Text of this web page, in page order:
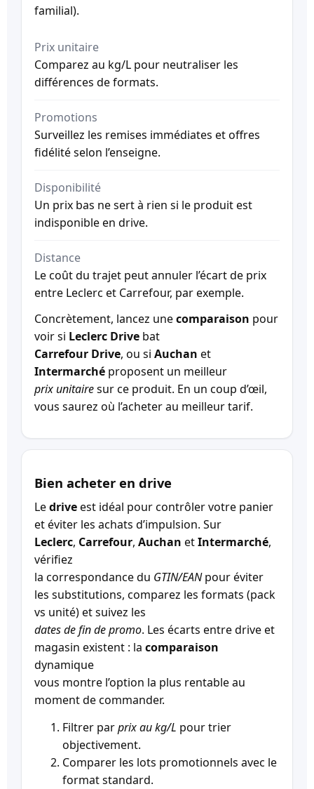
familial).
Prix unitaire
Comparez au kg/L pour neutraliser les
différences de formats.
Promotions
Surveillez les remises immédiates et offres
fidélité selon l’enseigne.
Disponibilité
Un prix bas ne sert à rien si le produit est
indisponible en drive.
Distance
Le coût du trajet peut annuler l’écart de prix
entre Leclerc et Carrefour, par exemple.
Concrètement, lancez unecomparaison pour
voir si Leclerc Drive bat
Carrefour Drive, ou si Auchan et
Intermarché proposent un meilleur
prix unitairesur ce produit. En un coup d’œil,
vous saurez où l’acheter au meilleur tarif.
Bien acheter en drive
Ledriveest idéal pour contrôler votre panier
et éviter les achats d’impulsion. Sur
Leclerc, Carrefour, Auchan etIntermarché,
vérifiez
la correspondance du GTIN/EANpour éviter
les substitutions, comparez les formats (pack
vs unité) et suivez les
dates de fin de promo. Les écarts entre drive et
magasin existent : la comparaison
dynamique
vous montre l’option la plus rentable au
moment de commander.
Filtrer parprix au kg/L pour trier
objectivement.
Comparer les lots promotionnels avec le
format standard.